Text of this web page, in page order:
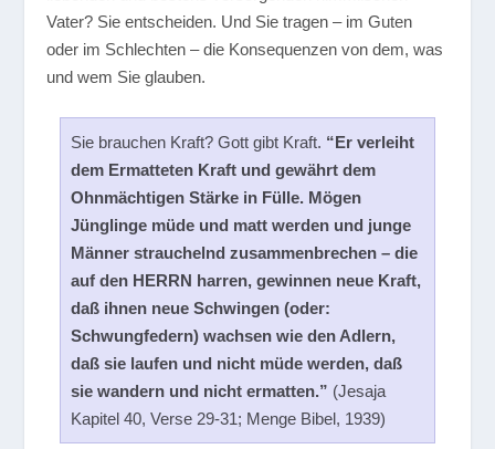
Vater? Sie entscheiden. Und Sie tragen – im Guten
oder im Schlechten – die Konsequenzen von dem, was
und wem Sie glauben.
Sie brauchen Kraft? Gott gibt Kraft. “Er verleiht
dem Ermatteten Kraft und gewährt dem
Ohnmächtigen Stärke in Fülle. Mögen
Jünglinge müde und matt werden und junge
Männer strauchelnd zusammenbrechen – die
auf den HERRN harren, gewinnen neue Kraft,
daß ihnen neue Schwingen (oder:
Schwungfedern) wachsen wie den Adlern,
daß sie laufen und nicht müde werden, daß
sie wandern und nicht ermatten.” (Jesaja
Kapitel 40, Verse 29-31; Menge Bibel, 1939)